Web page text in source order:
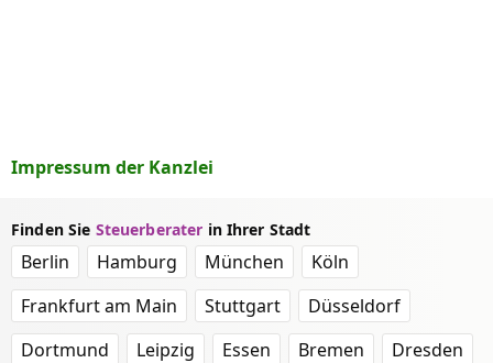
Impressum der Kanzlei
Finden Sie Steuerberater in Ihrer Stadt
Berlin Hamburg München
Köln
Frankfurt am Main
Stuttgart
Düsseldorf
Dortmund
Leipzig Essen Bremen
Dresden